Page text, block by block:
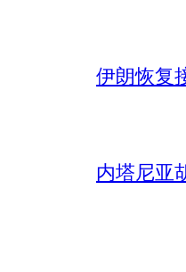
伊朗恢复
内塔尼亚